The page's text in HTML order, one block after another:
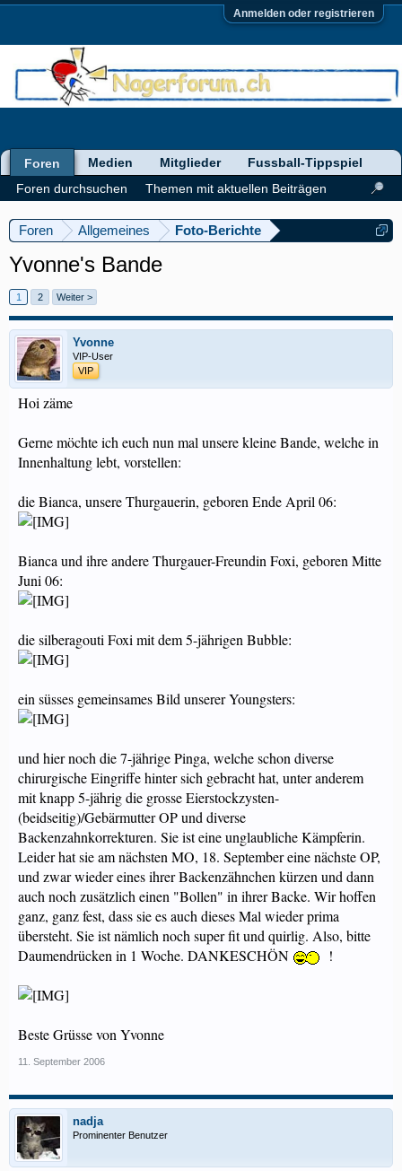
Anmelden oder registrieren
Foren Allgemeines Foto-Berichte
Yvonne's Bande
1 2 Weiter >
Yvonne
VIP-User
VIP
Hoi zäme
Gerne möchte ich euch nun mal unsere kleine Bande, welche in
Innenhaltung lebt, vorstellen:
die Bianca, unsere Thurgauerin, geboren Ende April 06:
Bianca und ihre andere Thurgauer-Freundin Foxi, geboren Mitte
Juni 06:
die silberagouti Foxi mit dem 5-jährigen Bubble:
ein süsses gemeinsames Bild unserer Youngsters:
und hier noch die 7-jährige Pinga, welche schon diverse
chirurgische Eingriffe hinter sich gebracht hat, unter anderem
mit knapp 5-jährig die grosse Eierstockzysten-
(beidseitig)/Gebärmutter OP und diverse
Backenzahnkorrekturen. Sie ist eine unglaubliche Kämpferin.
Leider hat sie am nächsten MO, 18. September eine nächste OP,
und zwar wieder eines ihrer Backenzähnchen kürzen und dann
auch noch zusätzlich einen "Bollen" in ihrer Backe. Wir hoffen
ganz, ganz fest, dass sie es auch dieses Mal wieder prima
übersteht. Sie ist nämlich noch super fit und quirlig. Also, bitte
Daumendrücken in 1 Woche. DANKESCHÖN
!
Beste Grüsse von Yvonne
11. September 2006
nadja
Prominenter Benutzer
Foren
Foren durchsuchen
Themen mit aktuellen Beiträgen
Medien Mitglieder Fussball-Tippspiel